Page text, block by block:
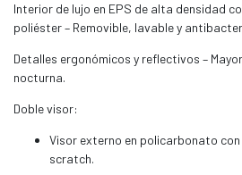
Interior de lujo en EPS de alta densidad
poliéster – Removible, lavable y
Detalles ergonómicos y reflectivos –
nocturna.
Doble visor:
Visor externo en policarbonato
scratch.